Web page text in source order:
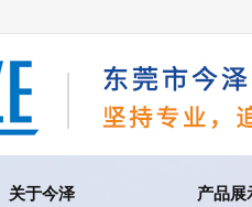
关于今泽 产品展